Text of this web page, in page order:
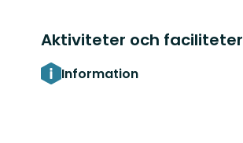
Aktiviteter och faciliteter
Information